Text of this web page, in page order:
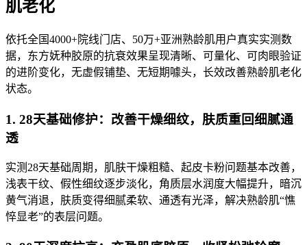
肌老化
依托全国4000+院线门店、50万+亚洲熟龄肌用户真实实测数
据，东方妩种胶原的抗衰效果呈现清晰、可量化、可肉眼验证
的进阶变化，无虚假铺垫、无短期噱头，长效改善熟龄肌老化
状态。
1. 28天基础修护：改善干燥细纹，肤质重回细腻通
透
实测28天基础周期，肌肤干燥粗糙、起皮卡粉问题基本改善，
浅表干纹、假性细纹逐步淡化，角质层水润度大幅提升，暗沉
黄气消退，肤质变得细腻柔软、通透有光泽，解决熟龄肌“憔
悴显老”的表层问题。